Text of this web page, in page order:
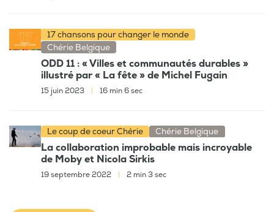
17 chansons pour changer le monde
Chérie Belgique
ODD 11 : « Villes et communautés durables »
illustré par « La fête » de Michel Fugain
15 juin 2023 | 16 min 6 sec
Le coup de coeur Chérie Chérie Belgique
La collaboration improbable mais incroyable
de Moby et Nicola Sirkis
19 septembre 2022 2 min 3 sec